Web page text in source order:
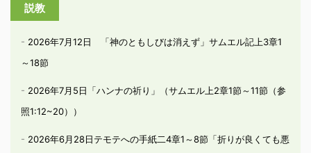
説教
2026年7月12日 「神のともしびは消えず」サムエル記上3章1
～18節
2026年7月5日「ハンナの祈り」（サムエル上2章1節～11節（参
照1:12~20））
2026年6月28日テモテへの手紙二4章1～8節「折りが良くても悪